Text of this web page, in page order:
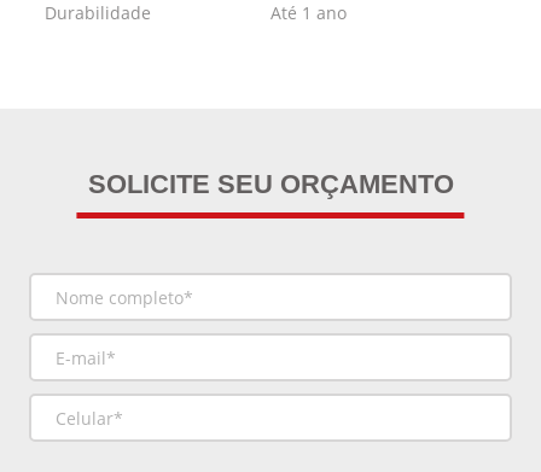
Durabilidade
Até 1 ano
SOLICITE SEU ORÇAMENTO